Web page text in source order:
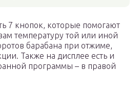
7 кнопок, которые помогают
температуру той или иной
барабана при отжиме,
Также на дисплее есть и
программы – в правой